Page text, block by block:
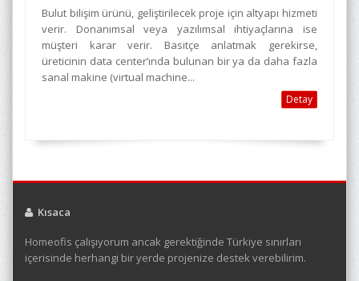
Bulut bilişim ürünü, geliştirilecek proje için altyapı hizmeti
verir. Donanımsal veya yazılımsal ihtiyaçlarına ise
müşteri karar verir. Basitçe anlatmak gerekirse,
üreticinin data center’ında bulunan bir ya da daha fazla
sanal makine (virtual machine...
Detay
Kısaca
Homeofis çalışıyorum ancak gerektiğinde Türkiye sınırları
içerisinde herhangi bir yerde projenize destek verebilirim.